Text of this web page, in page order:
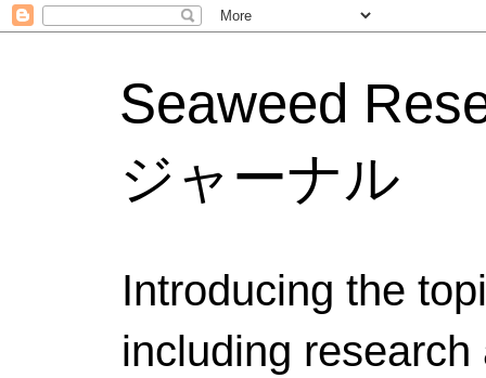
Seaweed
ジャーナル
Introducing the
including